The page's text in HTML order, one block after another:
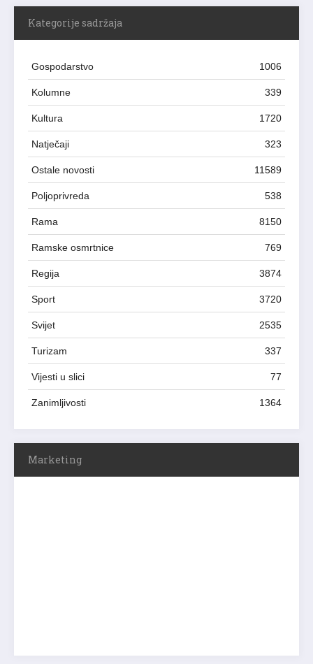
Kategorije sadržaja
Gospodarstvo 1006
Kolumne 339
Kultura 1720
Natječaji 323
Ostale novosti 11589
Poljoprivreda 538
Rama 8150
Ramske osmrtnice 769
Regija 3874
Sport 3720
Svijet 2535
Turizam 337
Vijesti u slici 77
Zanimljivosti 1364
Marketing